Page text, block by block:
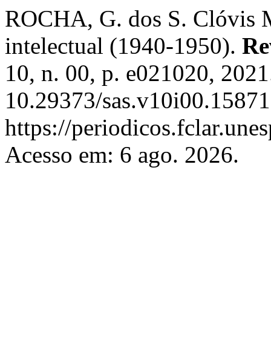
ROCHA, G. dos S. Clóvis
intelectual (1940-1950).
10, n. 00, p. e021020,
10.29373/
https://
Acesso em: 6 ago. 2026.